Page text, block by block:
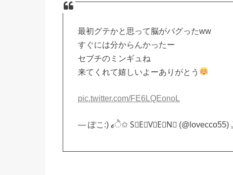
最初グテかと思って脳がバグったww
すぐには分からんかったー
セブチのミンギュね
来てくれて嬉しいよーありがとう
pic.twitter.com/FE6LQEonoL
— ぽこ:) ℴੈ✩ S⃕E⃕V⃕E⃕N⃕ (@lovecco55)